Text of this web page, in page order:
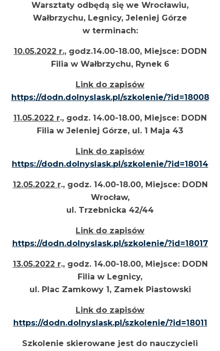
Warsztaty odbędą się we Wrocławiu,
Wałbrzychu, Legnicy, Jeleniej Górze
w terminach:
10.05.2022 r., godz.14.00-18.00, Miejsce: DODN
Filia w Wałbrzychu, Rynek 6
Link do zapisów
https://dodn.dolnyslask.pl/szkolenie/?id=18008
11.05.2022 r., godz. 14.00-18.00, Miejsce: DODN
Filia w Jeleniej Górze, ul. 1 Maja 43
Link do zapisów
https://dodn.dolnyslask.pl/szkolenie/?id=18014
12.05.2022 r., godz. 14.00-18.00, Miejsce: DODN
Wrocław,
ul. Trzebnicka 42/44
Link do zapisów
https://dodn.dolnyslask.pl/szkolenie/?id=18017
13.05.2022 r., godz. 14.00-18.00, Miejsce: DODN
Filia w Legnicy,
ul. Plac Zamkowy 1, Zamek Piastowski
Link do zapisów
https://dodn.dolnyslask.pl/szkolenie/?id=18011
Szkolenie skierowane jest do nauczycieli